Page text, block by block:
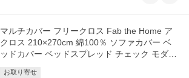
マルチカバー フリークロス Fab the Home ア
クロス 210×270cm 綿100％ ソファカバー ベ
ッドカバー ベッドスプレッド チェック モダン
お取り寄せ